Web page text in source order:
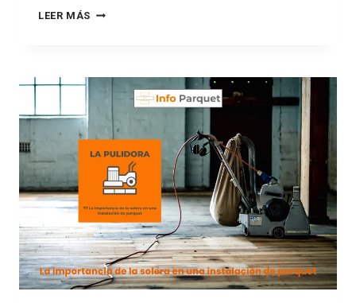
LEER MÁS 78
DE
PINO